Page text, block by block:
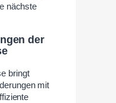
nächste
der
bringt
mit